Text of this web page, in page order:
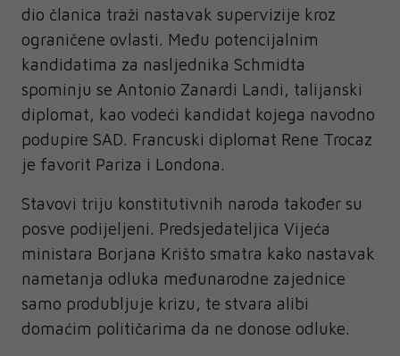
dio članica traži nastavak supervizije kroz
ograničene ovlasti. Među potencijalnim
kandidatima za nasljednika Schmidta
spominju se Antonio Zanardi Landi, talijanski
diplomat, kao vodeći kandidat kojega navodno
podupire SAD. Francuski diplomat Rene Trocaz
je favorit Pariza i Londona.
Stavovi triju konstitutivnih naroda također su
posve podijeljeni. Predsjedateljica Vijeća
ministara Borjana Krišto smatra kako nastavak
nametanja odluka međunarodne zajednice
samo produbljuje krizu, te stvara alibi
domaćim političarima da ne donose odluke.